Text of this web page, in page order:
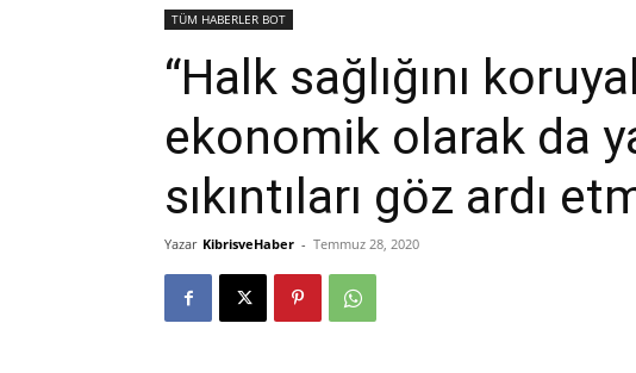
TÜM HABERLER BOT
“Halk sağlığını
ekonomik olarak da
sıkıntıları göz ardı
Yazar KibrisveHaber - Temmuz 28, 2020